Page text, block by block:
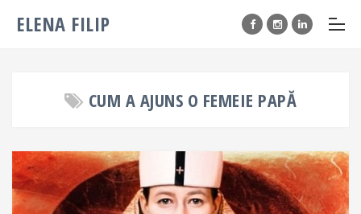
ELENA FILIP
CUM A AJUNS O FEMEIE PAPĂ